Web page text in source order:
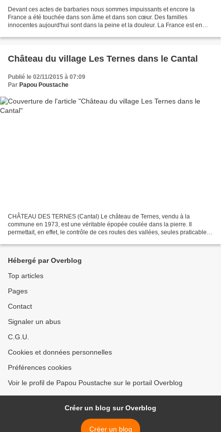
Devant ces actes de barbaries nous sommes impuissants et encore la
France a été touchée dans son âme et dans son cœur. Des familles
innocentes aujourd'hui sont dans la peine et la douleur. La France est en
Château du village Les Ternes dans le Cantal
Publié le 02/11/2015 à 07:09
Par Papou Poustache
CHÂTEAU DES TERNES (Cantal) Le château de Ternes, vendu à la
commune en 1973, est une véritable épopée coulée dans la pierre. Il
permettait, en effet, le contrôle de ces routes des vallées, seules praticables
Hébergé par Overblog
Top articles
Pages
Contact
Signaler un abus
C.G.U.
Cookies et données personnelles
Préférences cookies
Voir le profil de Papou Poustache sur le portail Overblog
Créer un blog sur Overblog
Créer un blog